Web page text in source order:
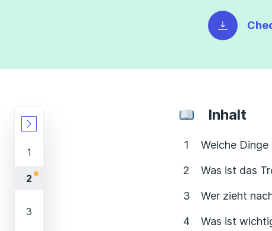
Inhalt
Welche
Was ist das
Wer zieht
Was ist